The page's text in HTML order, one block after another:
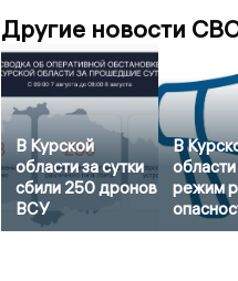
Другие новости
В Курской
области за сутки
сбили 250 дронов
ВСУ
В
режим